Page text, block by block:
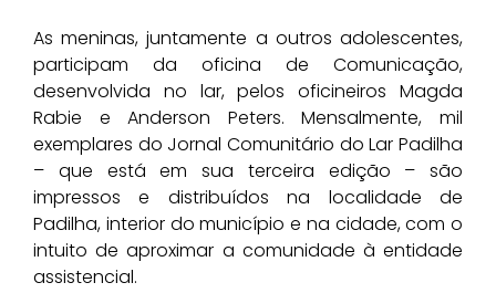
As meninas, juntamente a outros adolescentes,
participam da oficina de Comunicação,
desenvolvida no lar, pelos oficineiros Magda
Rabie e Anderson Peters. Mensalmente, mil
exemplares do Jornal Comunitário do Lar Padilha
– que está em sua terceira edição – são
impressos e distribuídos na localidade de
Padilha, interior do município e na cidade, com o
intuito de aproximar a comunidade à entidade
assistencial.